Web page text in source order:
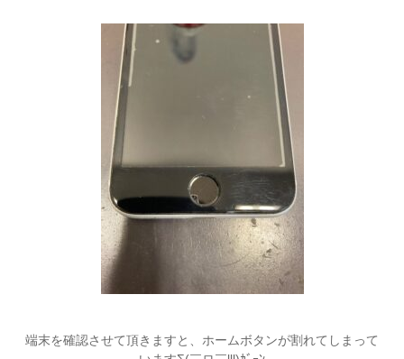
端末を確認させて頂きますと、ホームボタンが割れてしまって